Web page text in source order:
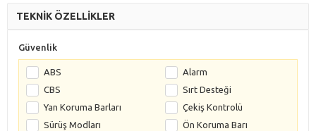
TEKNİK ÖZELLİKLER
Güvenlik
ABS
Alarm
CBS
Sırt Desteği
Yan Koruma Barları
Çekiş Kontrolü
Sürüş Modları
Ön Koruma Barı